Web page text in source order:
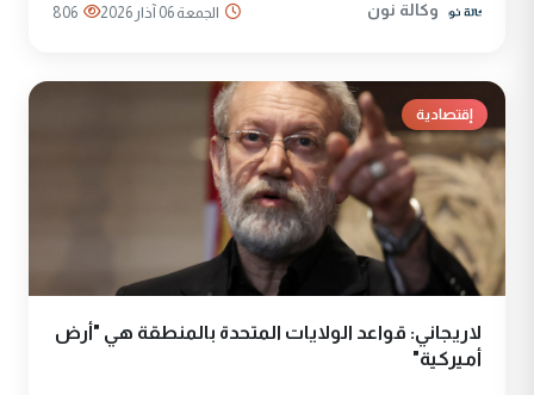
وكالة نون الجمعة 06 آذار 2026 806
إقتصادية
لاريجاني: قواعد الولايات المتحدة بالمنطقة هي "أرض
أميركية"